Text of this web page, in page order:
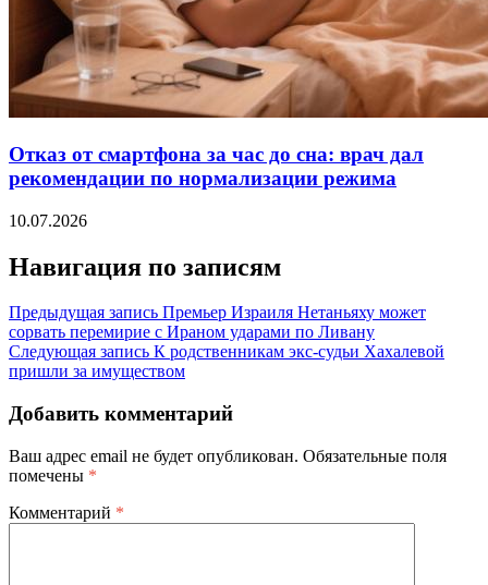
Отказ от смартфона за час до сна: врач дал
рекомендации по нормализации режима
10.07.2026
Навигация по записям
Предыдущая запись Премьер Израиля Нетаньяху может
сорвать перемирие с Ираном ударами по Ливану
Следующая запись К родственникам экс-судьи Хахалевой
пришли за имуществом
Добавить комментарий
Ваш адрес email не будет опубликован. Обязательные поля
помечены *
Комментарий *